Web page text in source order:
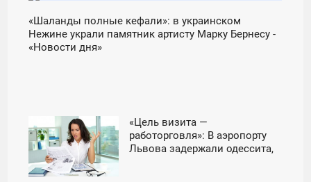
«Шаланды полные кефали»: в украинском
Нежине украли памятник артисту Марку Бернесу -
«Новости дня»
«Цель визита —
работорговля»: В аэропорту
Львова задержали одессита,